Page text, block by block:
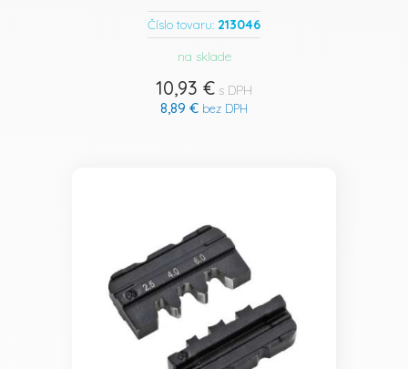
Číslo tovaru: 213046
na sklade
10,93 € s DPH
8,89 € bez DPH